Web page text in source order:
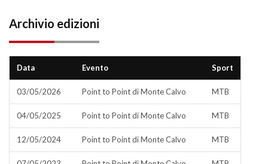
Archivio edizioni
Data Evento Sport
03/05/2026 Point to Point di Monte Calvo MTB
04/05/2025 Point to Point di Monte Calvo MTB
12/05/2024 Point to Point di Monte Calvo MTB